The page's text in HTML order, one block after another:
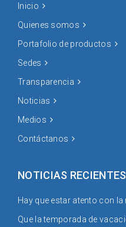
Inicio
Quienes somos
Portafolio de productos
Sedes
Transparencia
Noticias
Medios
Contáctanos
NOTICIAS RECIENTES
Hay que estar atento con la
Que la temporada de